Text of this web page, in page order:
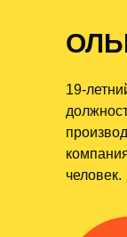
19-
человек.